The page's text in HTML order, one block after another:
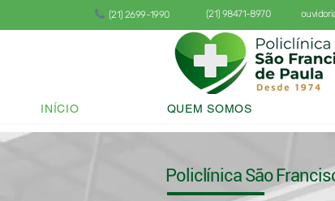
(21) 2699-1990 (21) 98471-8970
INÍCIO QUEM SOMOS
Policlínica São